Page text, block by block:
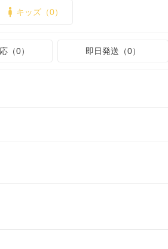
キッズ（0）
（0） 即日発送（0）